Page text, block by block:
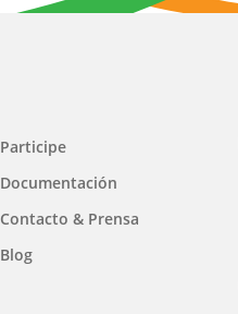
Participe
Documentación
Contacto & Prensa
Blog